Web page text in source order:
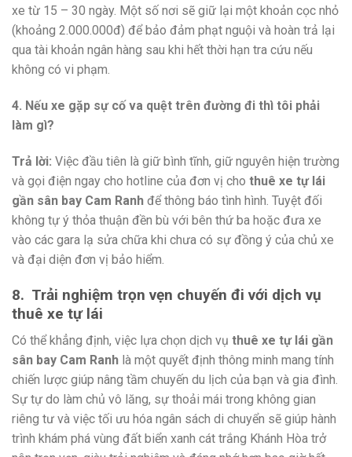
xe từ 15 – 30 ngày. Một số nơi sẽ giữ lại một khoản cọc nhỏ
(khoảng 2.000.000đ) để bảo đảm phạt nguội và hoàn trả lại
qua tài khoản ngân hàng sau khi hết thời hạn tra cứu nếu
không có vi phạm.
4. Nếu xe gặp sự cố va quệt trên đường đi thì tôi phải
làm gì?
Trả lời: Việc đầu tiên là giữ bình tĩnh, giữ nguyên hiện trường
và gọi điện ngay cho hotline của đơn vị cho thuê xe tự lái
gần sân bay Cam Ranh để thông báo tình hình. Tuyệt đối
không tự ý thỏa thuận đền bù với bên thứ ba hoặc đưa xe
vào các gara lạ sửa chữa khi chưa có sự đồng ý của chủ xe
và đại diện đơn vị bảo hiểm.
8. Trải nghiệm trọn vẹn chuyến đi với dịch vụ
thuê xe tự lái
Có thể khẳng định, việc lựa chọn dịch vụ thuê xe tự lái gần
sân bay Cam Ranh là một quyết định thông minh mang tính
chiến lược giúp nâng tầm chuyến du lịch của bạn và gia đình.
Sự tự do làm chủ vô lăng, sự thoải mái trong không gian
riêng tư và việc tối ưu hóa ngân sách di chuyển sẽ giúp hành
trình khám phá vùng đất biển xanh cát trắng Khánh Hòa trở